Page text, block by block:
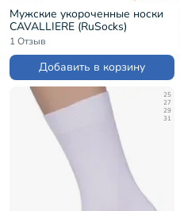
Мужские укороченные носки
CAVALLIERE (RuSocks)
ЧЕРНЫЕ (С-333)
1 Отзыв
Добавить в корзину
25
27
29
31